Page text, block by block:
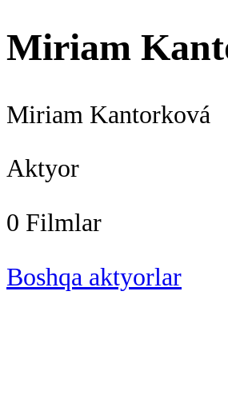
Miriam
Miriam Kantorková
Aktyor
0 Filmlar
Boshqa aktyorlar